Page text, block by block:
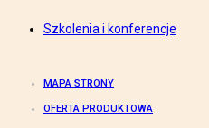
Szkolenia i konferencje
MAPA STRONY
OFERTA PRODUKTOWA